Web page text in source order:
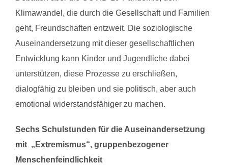
Klimawandel, die durch die Gesellschaft und Familien
geht, Freundschaften entzweit. Die soziologische
Auseinandersetzung mit dieser gesellschaftlichen
Entwicklung kann Kinder und Jugendliche dabei
unterstützen, diese Prozesse zu erschließen,
dialogfähig zu bleiben und sie politisch, aber auch
emotional widerstandsfähiger zu machen.
Sechs Schulstunden für die Auseinandersetzung
mit „Extremismus“, gruppenbezogener
Menschenfeindlichkeit